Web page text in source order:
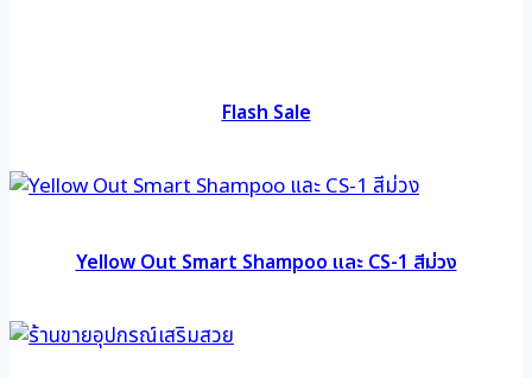
Flash Sale
Yellow Out Smart Shampoo และ CS-1 สีม่วง